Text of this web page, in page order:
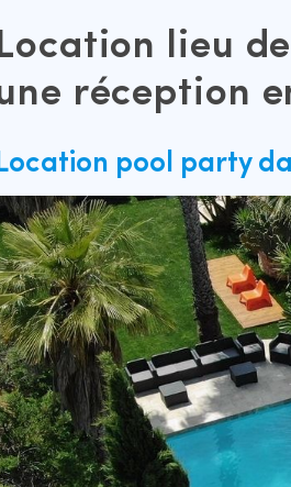
lieu
réception
pool party